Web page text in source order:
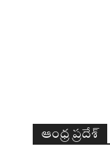
ఆంధ్ర ప్రదేశ్